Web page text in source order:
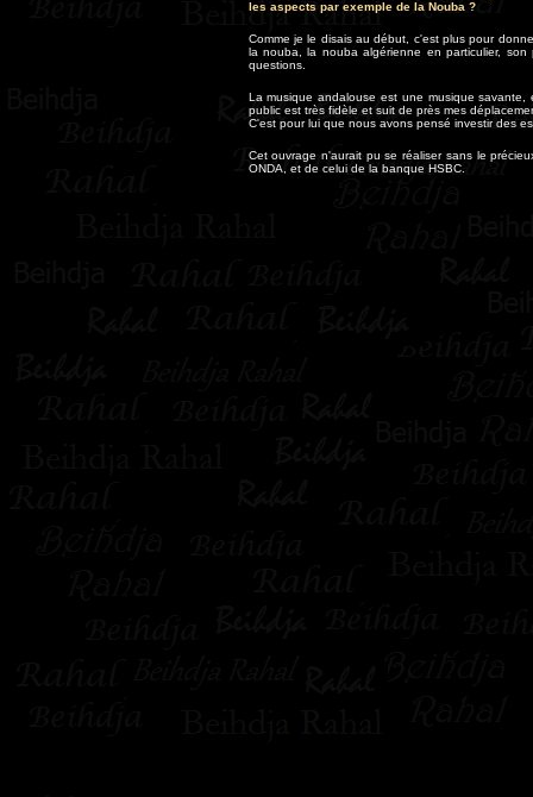
les aspects par exemple de la Nouba ?
Comme je le disais au début, c'est plus pour
la nouba, la nouba algérienne en particulier,
questions.
La musique andalouse est une musique
public est très fidèle et suit de près mes
C'est pour lui que nous avons pensé investir des
Cet ouvrage n'aurait pu se réaliser sans le
ONDA, et de celui de la banque HSBC.